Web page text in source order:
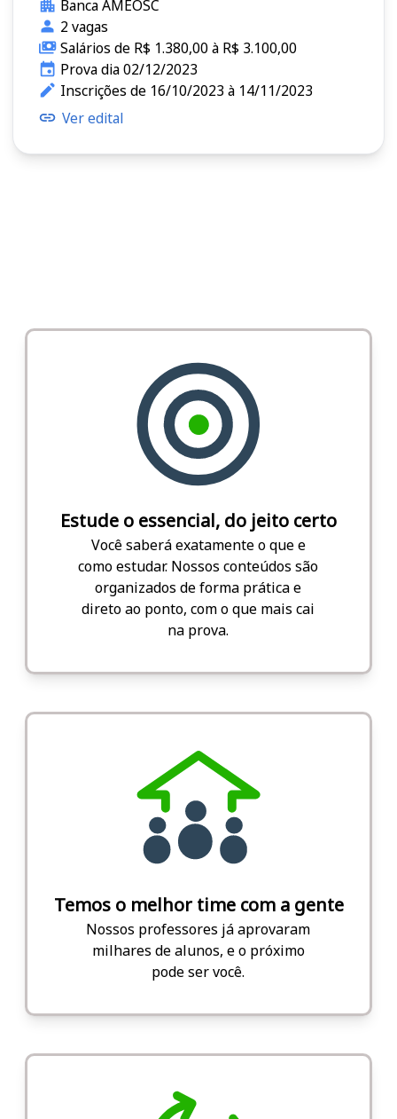
Banca AMEOSC
2 vagas
Salários de R$ 1.380,00 à R$ 3.100,00
Prova dia 02/12/2023
Inscrições de 16/10/2023 à 14/11/2023
Ver edital
Estude o essencial, do jeito certo
Você saberá exatamente o que e
como estudar. Nossos conteúdos são
organizados de forma prática e
direto ao ponto, com o que mais cai
na prova.
Temos o melhor time com a gente
Nossos professores já aprovaram
milhares de alunos, e o próximo
pode ser você.